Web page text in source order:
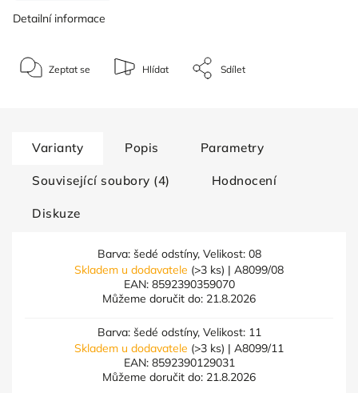
Detailní informace
Zeptat se Hlídat Sdílet
Varianty Popis Parametry
Související soubory (4) Hodnocení
Diskuze
Barva: šedé odstíny, Velikost: 08
Skladem u dodavatele (>3 ks) | A8099/08
EAN: 8592390359070
Můžeme doručit do: 21.8.2026
Barva: šedé odstíny, Velikost: 11
Skladem u dodavatele (>3 ks) | A8099/11
EAN: 8592390129031
Můžeme doručit do: 21.8.2026